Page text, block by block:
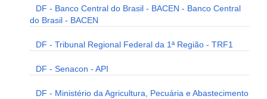
DF - Banco Central do Brasil - BACEN - Banco Central
do Brasil - BACEN
DF - Tribunal Regional Federal da 1ª Região - TRF1
DF - Senacon - API
DF - Ministério da Agricultura, Pecuária e Abastecimento